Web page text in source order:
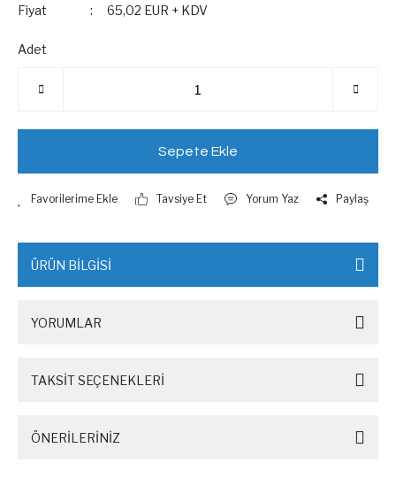
Fiyat
65,02 EUR + KDV
Adet
Sepete Ekle
Tavsiye Et Yorum Yaz Paylaş
ÜRÜN BİLGİSİ
YORUMLAR
TAKSİT SEÇENEKLERİ
ÖNERİLERİNİZ